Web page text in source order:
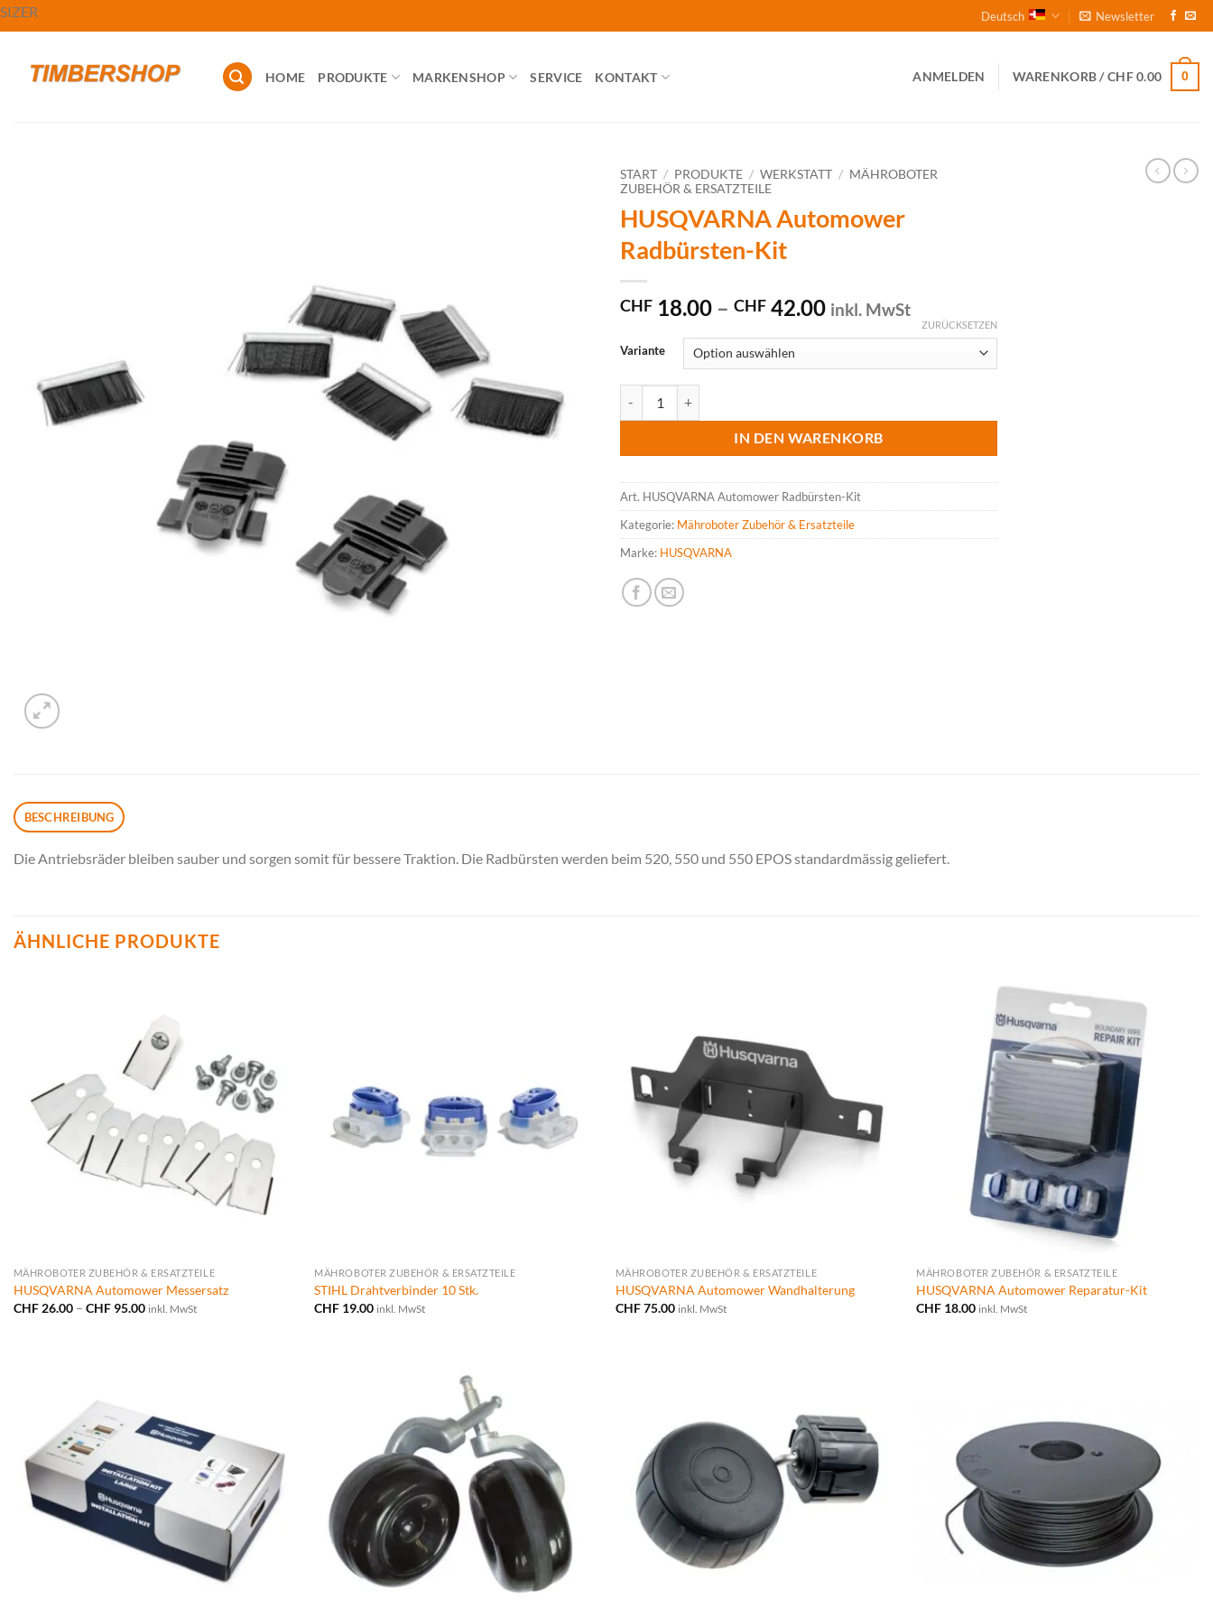
Zum
Inhalt
Deutsch Newsletter
HOME PRODUKTE MARKENSHOP SERVICE KONTAKT ANMELDEN WARENKORB /CHF0.00 0
START / PRODUKTE / WERKSTATT / MÄHROBOTER
ZUBEHÖR & ERSATZTEILE
HUSQVARNA Automower
Radbürsten-Kit
CHF 18.00 – CHF 42.00Preisspanne:
CHF 18.00
CHF 42.00
inkl. MwSt
Variante
ZURÜCKSETZEN
IN DEN WARENKORB
Art. HUSQVARNA Automower Radbürsten-Kit
Kategorie: Mähroboter Zubehör & Ersatzteile
Marke: HUSQVARNA
BESCHREIBUNG
Die Antriebsräder bleiben sauber und sorgen somit für bessere Traktion. Die Radbürsten werden beim 520, 550 und 550 EPOS standardmässig geliefert.
ÄHNLICHE PRODUKTE
MÄHROBOTER ZUBEHÖR & ERSATZTEILE
HUSQVARNA Automower Messersatz
CHF26.00 – CHF95.00Preisspanne:
inkl. MwSt
MÄHROBOTER ZUBEHÖR & ERSATZTEILE
STIHL Drahtverbinder 10 Stk.
CHF 19.00 inkl. MwSt
MÄHROBOTER ZUBEHÖR & ERSATZTEILE
HUSQVARNA Automower Wandhalterung
CHF75.00 inkl. MwSt
MÄHROBOTER ZUBEHÖR & ERSATZTEILE
HUSQVARNA Automower Reparatur-Kit
CHF 18.00 inkl. MwSt
SIZER